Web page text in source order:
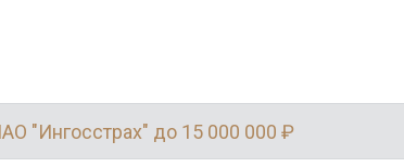
"Ингосстрах" до 15 000 000 ₽